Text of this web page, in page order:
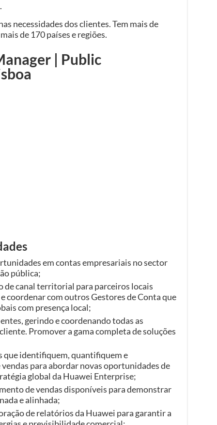
necessidades dos clientes. Tem mais de
de 170 países e regiões.
| Public
em contas empresariais no sector
pública;
de canal territorial para parceiros locais
coordenar com outros Gestores de Conta que
com presença local;
gerindo e coordenando todas as
Promover a gama completa de soluções
que identifiquem, quantifiquem e
para abordar novas oportunidades de
global da Huawei Enterprise;
de vendas disponíveis para demonstrar
e alinhada;
de relatórios da Huawei para garantir a